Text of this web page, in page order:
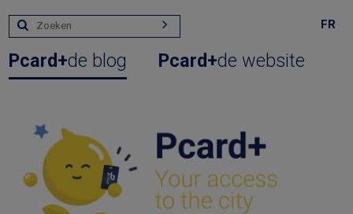
Pcard+de blog Pcard+de website
FR